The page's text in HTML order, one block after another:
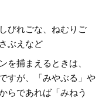
びれごな、ねむりご
ぶえなど
を捕まえるときは、
すが、「みやぶる」や
らであれば「みねう